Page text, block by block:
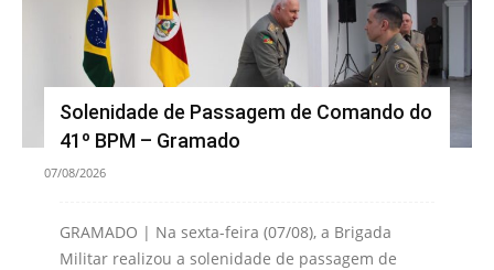
Solenidade de Passagem de Comando do
41º BPM – Gramado
07/08/2026
GRAMADO | Na sexta-feira (07/08), a Brigada
Militar realizou a solenidade de passagem de